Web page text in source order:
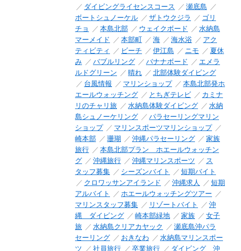
ダイビングライセンスコース
瀬底島
ボートシュノーケル
ザトウクジラ
ゴリ
チョ
本島北部 ウェイクボード
水納島
マーメイド
本部町 海 海水浴
アク
ティビティ
ビーチ 伊江島 ニモ
夏休
み
バブルリング バナナボード
エメラ
ルドグリーン
晴れ
北部体験ダイビング
台風情報
マリンショップ
本島北部発ホ
エールウォッチング
とちぎテレビ
カミナ
リのチャリ旅
水納島体験ダイビング
水納
島シュノーケリング
パラセーリングマリン
ショップ
マリンスポーツマリンショップ
崎本部
珊瑚 沖縄パラセーリング
家族
旅行
本島北部プラン ホエールウォッチン
グ
沖縄旅行 沖縄マリンスポーツ
ス
タッフ募集
シーズンバイト
短期バイト
クロワッサンアイランド
沖縄求人
短期
アルバイト
ホエールウォッチングツアー
マリンスタッフ募集
リゾートバイト
沖
縄 ダイビング
崎本部緑地 家族
女子
旅
水納島クリアカヤック
瀬底島沖パラ
セーリング
おきなわ
水納島マリンスポー
ツ
社員旅行 卒業旅行 ダイビング 沖